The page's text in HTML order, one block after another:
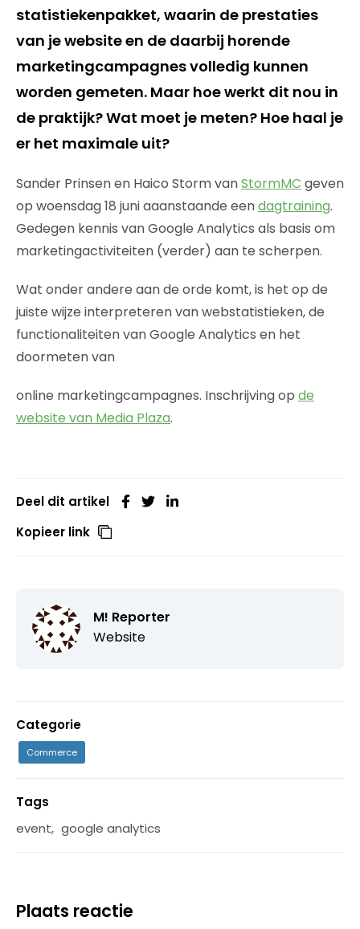
statistiekenpakket, waarin de prestaties
van je website en de daarbij horende
marketingcampagnes volledig kunnen
worden gemeten. Maar hoe werkt dit nou in
de praktijk? Wat moet je meten? Hoe haal je
er het maximale uit?
Sander Prinsen en Haico Storm vanStormMC geven
op woensdag 18 juni aaanstaande eendagtraining.
Gedegen kennis van Google Analytics als basis om
marketingactiviteiten (verder) aan te scherpen.
Wat onder andere aan de orde komt, is het op de
juiste wijze interpreteren van webstatistieken, de
functionaliteiten van Google Analytics en het
doormeten van
online marketingcampagnes. Inschrijving op de
website van Media Plaza.
Deel dit artikel
Kopieer link
M! Reporter
Website
Categorie
Commerce
Tags
event, google analytics
Plaats reactie